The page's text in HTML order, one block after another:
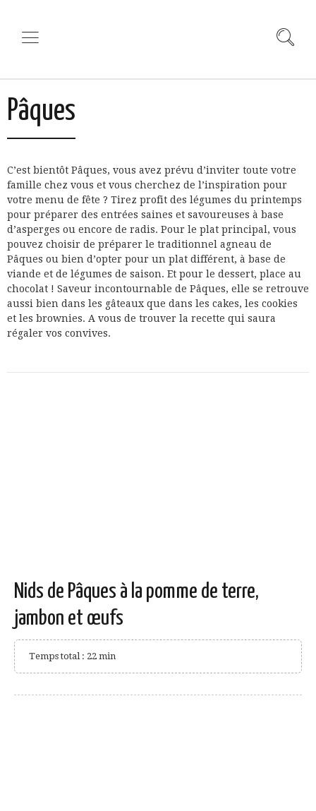
Pâques
C’est bientôt Pâques, vous avez prévu d’inviter toute votre
famille chez vous et vous cherchez de l’inspiration pour
votre menu de fête ? Tirez profit des légumes du printemps
pour préparer des entrées saines et savoureuses à base
d’asperges ou encore de radis. Pour le plat principal, vous
pouvez choisir de préparer le traditionnel agneau de
Pâques ou bien d’opter pour un plat différent, à base de
viande et de légumes de saison. Et pour le dessert, place au
chocolat ! Saveur incontournable de Pâques, elle se retrouve
aussi bien dans les gâteaux que dans les cakes, les cookies
et les brownies. A vous de trouver la recette qui saura
régaler vos convives.
Nids de Pâques à la pomme de terre,
jambon et œufs
Temps total : 22 min